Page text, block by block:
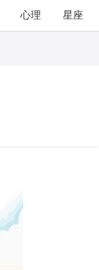
心理 星座